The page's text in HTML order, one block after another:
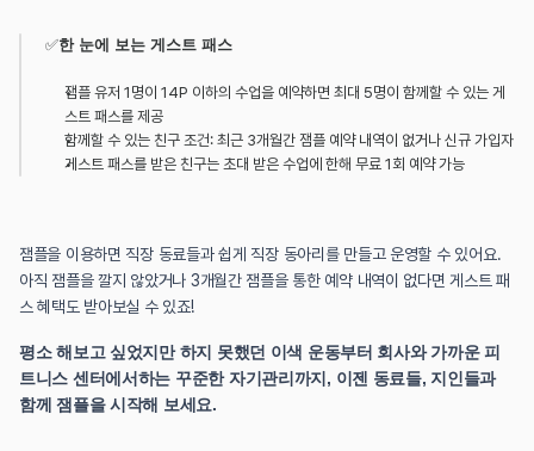
✅한 눈에 보는 게스트 패스
잼플 유저 1명이 14P 이하의 수업을 예약하면 최대 5명이 함께할 수 있는 게
스트 패스를 제공
함께할 수 있는 친구 조건: 최근 3개월간 잼플 예약 내역이 없거나 신규 가입자
게스트 패스를 받은 친구는 초대 받은 수업에 한해 무료 1회 예약 가능
잼플을 이용하면 직장 동료들과 쉽게 직장 동아리를 만들고 운영할 수 있어요.
아직 잼플을 깔지 않았거나 3개월간 잼플을 통한 예약 내역이 없다면 게스트 패
스 혜택도 받아보실 수 있죠!
평소 해보고 싶었지만 하지 못했던 이색 운동부터 회사와 가까운 피
트니스 센터에서하는 꾸준한 자기관리까지, 이젠 동료들, 지인들과
함께 잼플을 시작해 보세요.